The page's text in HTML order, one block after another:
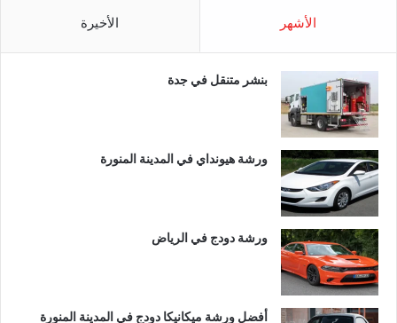
الأشهر الأخيرة
بنشر متنقل في جدة
ورشة هيونداي في المدينة المنورة
ورشة دودج في الرياض
أفضل ورشة ميكانيكا دودج في المدينة المنورة